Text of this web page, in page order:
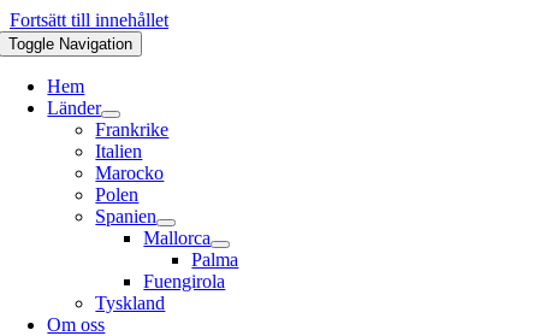
Fortsätt till innehållet
Toggle Navigation
Hem
Länder
Frankrike
Italien
Marocko
Polen
Spanien
Mallorca
Palma
Fuengirola
Tyskland
Om oss